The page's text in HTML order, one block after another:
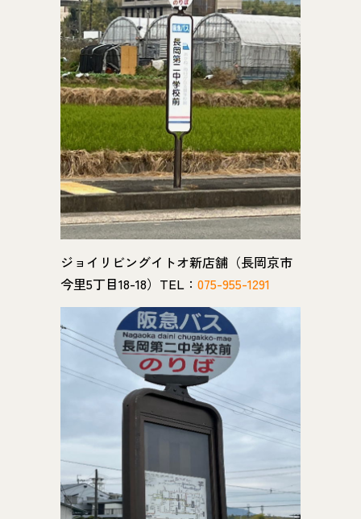
ジョイリビングイトオ新店舗（長岡京市
今里5丁目18-18）TEL： 075-955-1291